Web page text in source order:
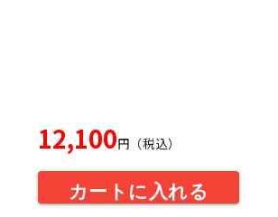
12,100円（税込）
カートに入れる